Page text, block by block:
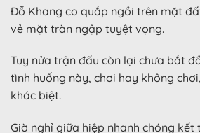
Đỗ Khang co quắp ngồi trên mặt
vẻ mặt tràn ngập tuyệt vọng.
Tuy nửa trận đấu còn lại chưa bắt
tình huống này, chơi hay không
khác biệt.
Giờ nghỉ giữa hiệp nhanh chóng kết